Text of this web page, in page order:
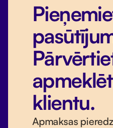
klientu.
Apmaksas